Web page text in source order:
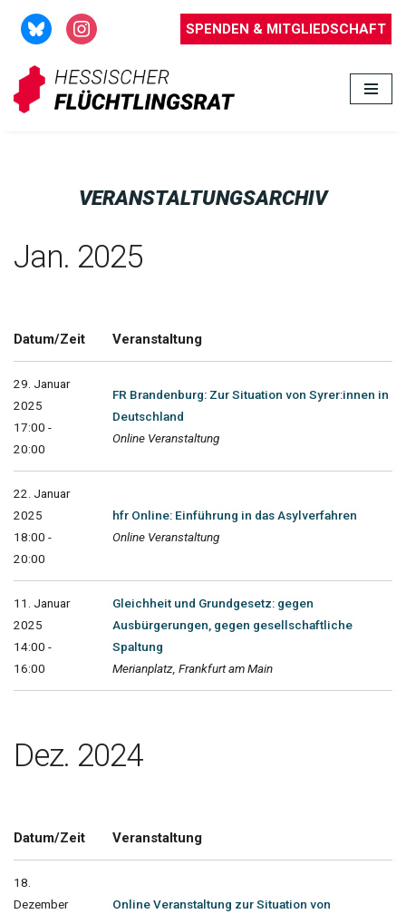
Zum
Inhalt
springen
SPENDEN & MITGLIEDSCHAFT
VERANSTALTUNGSARCHIV
Jan. 2025
Datum/Zeit Veranstaltung
29. Januar
2025
17:00 -
20:00
FR Brandenburg: Zur Situation von Syrer:innen in
Deutschland
Online Veranstaltung
22. Januar
2025
18:00 -
20:00
hfr Online: Einführung in das Asylverfahren
Online Veranstaltung
11. Januar
2025
14:00 -
16:00
Gleichheit und Grundgesetz: gegen
Ausbürgerungen, gegen gesellschaftliche
Spaltung
Merianplatz, Frankfurt am Main
Dez. 2024
Datum/Zeit Veranstaltung
18.
Dezember
Online Veranstaltung zur Situation von